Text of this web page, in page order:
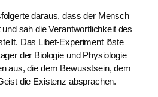
daraus, dass der Mensch
sah die Verantwortlichkeit des
Das Libet-Experiment löste
der Biologie und Physiologie
aus, die dem Bewusstsein, dem
die Existenz absprachen.